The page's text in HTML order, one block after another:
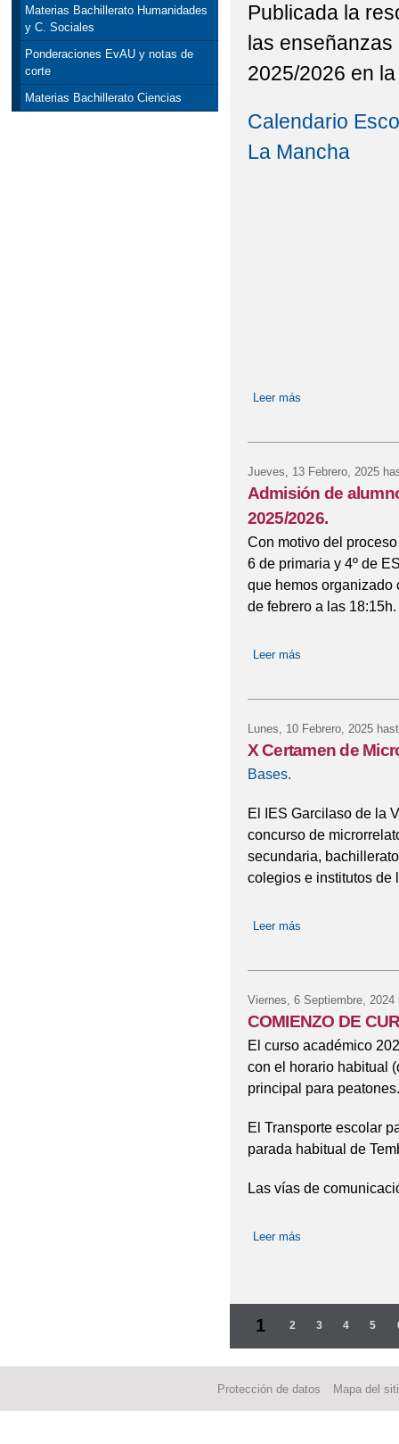
Materias Bachillerato Humanidades
y C. Sociales
Ponderaciones EvAU y notas de
corte
Materias Bachillerato Ciencias
Publicada la
las
2025/2026 en
Calendario
La Mancha
Leer más
Jueves, 13 Febrero, 2025
Admisión de
2025/2026.
Con motivo del
6 de primaria y 4º de
que hemos organizado
de febrero a las 18:15h.
Leer más
Lunes, 10 Febrero, 2025
X Certamen de
Bases.
El IES Garcilaso de la
concurso de
secundaria,
colegios e institutos de
Leer más
Viernes, 6 Septiembre, 2024
COMIENZO DE
El curso académico
con el horario habitual
principal para
El Transporte escolar
parada habitual de
Las vías de
Leer más
Páginas
1 2 3 4 5
Protección de datos Mapa del